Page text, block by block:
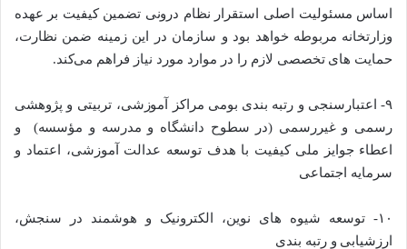
اساس مسئولیت اصلی استقرار نظام درونی تضمین ­کیفیت بر عهده
وزارتخانه مربوطه خواهد بود و سازمان در این زمینه ضمن نظارت،
حمایت ­‌های تخصصی لازم را در موارد مورد نیاز فراهم می­‌کند.
۹- اعتبارسنجی و رتبه ­بندی بومی مراکز آموزشی، تربیتی و پژوهشی
رسمی و غیررسمی (در سطوح دانشگاه و مدرسه و مؤسسه) ­ و
اعطاء جوایز ملی کیفیت با هدف توسعه عدالت آموزشی، اعتماد و
سرمایه اجتماعی
۱۰- توسعه شیوه­ های نوین، الکترونیک و هوشمند در سنجش،
ارزشیابی و رتبه ­بندی